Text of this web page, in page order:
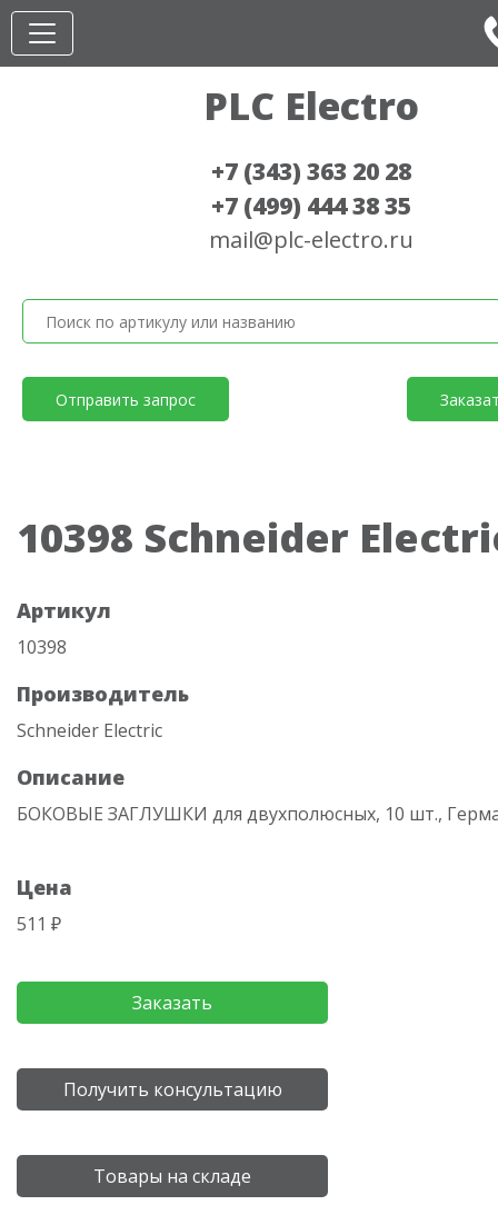
PLC Electro
+7 (343) 363 20 28
+7 (499) 444 38 35
mail@plc-electro.ru
Отправить запрос
10398 Schneider
Артикул
10398
Производитель
Schneider Electric
Описание
БОКОВЫЕ ЗАГЛУШКИ для двухполюсных, 10 шт.,
Цена
511 ₽
Заказать
Получить консультацию
Товары на складе